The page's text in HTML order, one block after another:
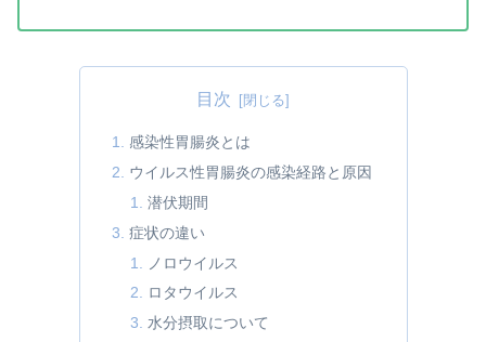
目次
感染性胃腸炎とは
ウイルス性胃腸炎の感染経路と原因
潜伏期間
症状の違い
ノロウイルス
ロタウイルス
水分摂取について